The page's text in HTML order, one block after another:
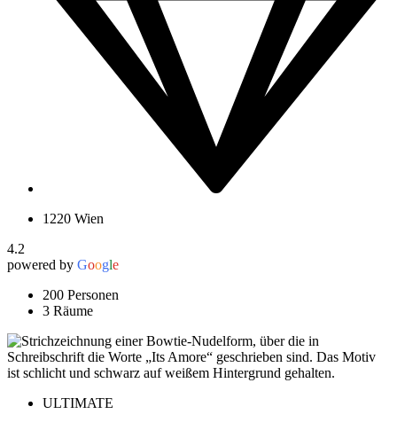
1220 Wien
4.2
powered by Google
200 Personen
3 Räume
ULTIMATE